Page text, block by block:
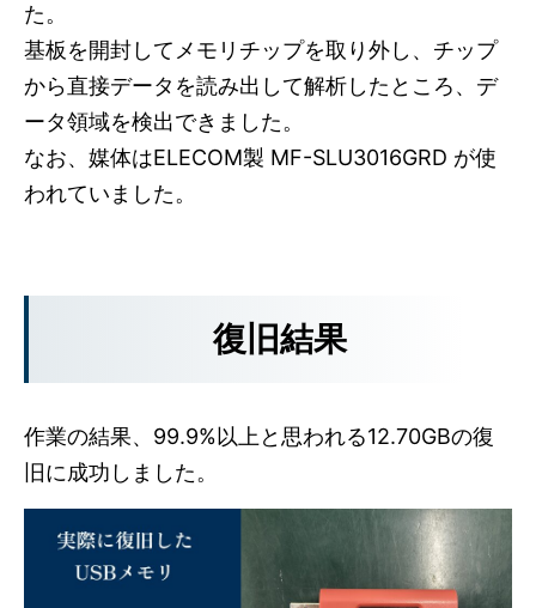
た。
基板を開封してメモリチップを取り外し、チップ
から直接データを読み出して解析したところ、デ
ータ領域を検出できました。
なお、媒体はELECOM製 MF-SLU3016GRD が使
われていました。
復旧結果
作業の結果、99.9%以上と思われる12.70GBの復
旧に成功しました。